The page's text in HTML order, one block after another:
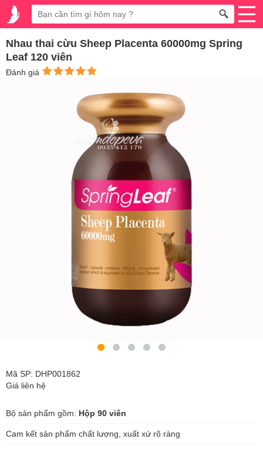
Nhau thai cừu Sheep Placenta 60000mg Spring
Leaf 120 viên
Đánh giá
Mã SP: DHP001862
Giá liên hệ
Bộ sản phẩm gồm: Hộp 90 viên
Cam kết sản phẩm chất lượng, xuất xứ rõ ràng